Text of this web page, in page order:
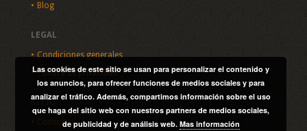
Blog
LEGAL
Condiciones generales
Política de privacidad
SITIO
Consultas
Las cookies de este sitio se usan para personalizar el contenido y
los anuncios, para ofrecer funciones de medios sociales y para
analizar el tráfico. Además, compartimos información sobre el uso
que haga del sitio web con nuestros partners de medios sociales,
de publicidad y de análisis web. Mas información